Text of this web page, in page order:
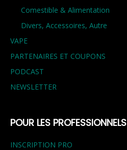
Comestible & Alimentation
Divers, Accessoires, Autre
VAPE
PARTENAIRES ET COUPONS
PODCAST
NEWSLETTER
POUR LES PROFESSIONNELS
INSCRIPTION PRO